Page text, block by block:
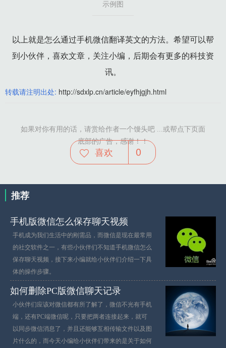
示例图
以上就是怎么通过手机微信翻译英文的方法。希望可以帮
到小伙伴，喜欢文章，关注小编，后期会有更多的科技资
讯。
转载请注明出处: http://sdxlp.cn/article/eyfhjgjh.html
如果对你有用的话，请赏给作者一个馒头吧 ...或帮点下页面
底部的广告，感谢！！
喜欢 0
推荐
手机版微信怎么保存聊天视频
手机成为我们生活中的刚需品，而微信是现在最常用
的社交软件之一，有些小伙伴们不知道手机微信怎么
保存聊天视频，接下来小编就给小伙伴们介绍一下具
体的操作步骤。
如何删除PC版微信聊天记录
小伙伴们应该对微信都有所了解了，微信不光有手机
端，还有PC端微信呢，只要把两者连接起来，就可
以同步微信消息了，并且还能够互相传输文件以及图
片什么的，而今天小编给小伙伴们带来的是关于如何